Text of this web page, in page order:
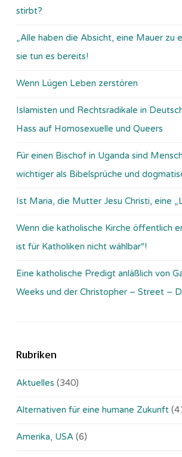
stirbt?
„Alle haben die Absicht, eine Mauer zu
sie tun es bereits!
Wenn Lügen Leben zerstören
Islamisten und Rechtsradikale in
Hass auf Homosexuelle und Queers
Für einen Bischof in Uganda sind
wichtiger als Bibelsprüche und
Ist Maria, die Mutter Jesu Christi, eine
Wenn die katholische Kirche öffentlich
ist für Katholiken nicht wählbar“!
Eine katholische Predigt anläßlich von
Weeks und der Christopher – Street –
Rubriken
Aktuelles (340)
Alternativen für eine humane Zukunft
Amerika, USA (6)